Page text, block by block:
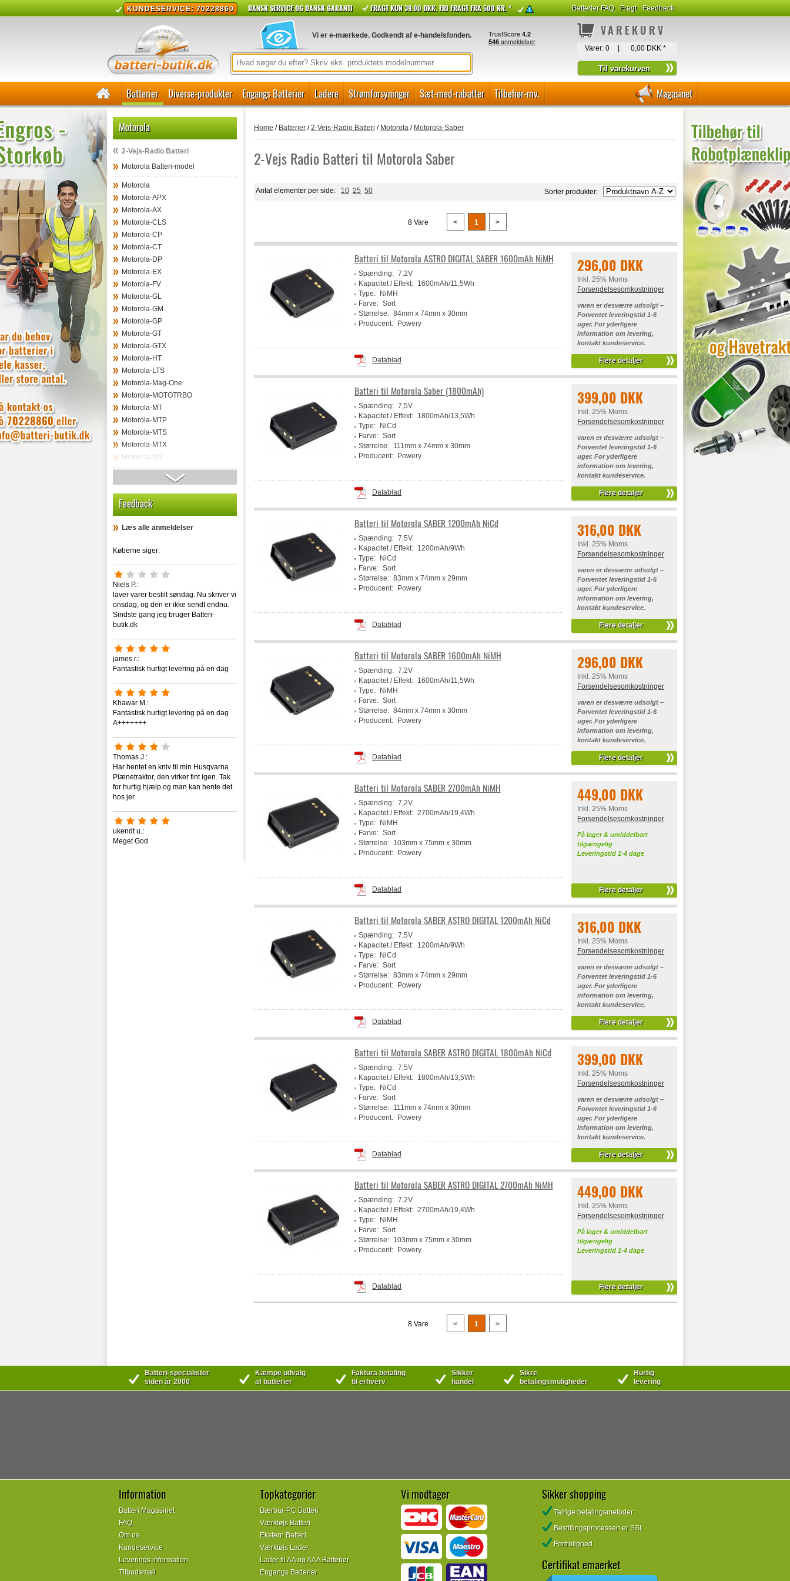
KUNDESERVICE: 70228860 DANSK SERVICE OG DANSK GARANTI FRAGT KUN 39.00 DKK. FRI FRAGT FRA 500 KR. * Batterier FAQ Fragt Feedback
Vi er e-mærkede. Godkendt af e-handelsfonden. VAREKURV
Varer: 0 0,00 DKK *
Batterier Diverse-produkter Engangs Batterier Ladere Strømforsyninger Sæt-med-rabatter Tilbehør-mv. Magasinet
Motorola
2-Vejs-Radio Batteri
Motorola Batteri-model
Motorola
Motorola-APX
Motorola-AX
Motorola-CLS
Motorola-CP
Motorola-CT
Motorola-DP
Motorola-EX
Motorola-FV
Motorola-GL
Motorola-GM
Motorola-GP
Motorola-GT
Motorola-GTX
Motorola-HT
Motorola-LTS
Motorola-Mag-One
Motorola-MOTOTRBO
Motorola-MT
Motorola-MTP
Motorola-MTS
Motorola-MTX
Motorola-MX
Motorola-PR
Motorola-Radius
Motorola-RDU
Motorola-RDX
Motorola-Saber
Motorola-SX
Motorola-Talk-about
Motorola-Tetras
Motorola-TLKR-Serie
Motorola-VL
Motorola-XIR
Motorola-XPR
Motorola-XTN
Motorola-XTS
Motorola-XU
Feedback
Læs alle anmeldelser
Køberne siger:
Niels P.:
laver varer bestilt søndag. Nu skriver vi
onsdag, og den er ikke sendt endnu.
Sindste gang jeg bruger Batteri-
butik.dk
james r.:
Fantastisk hurtigt levering på en dag
Khawar M.:
Fantastisk hurtigt levering på en dag
A+++++++
Thomas J.:
Har hentet en kniv til min Husqvarna
Plænetraktor, den virker fint igen. Tak
for hurtig hjælp og man kan hente det
hos jer.
ukendt u.:
Meget God
Home / Batterier/2-Vejs-Radio Batteri / Motorola/ Motorola-Saber
2-Vejs Radio Batteri til Motorola Saber
Antal elementer per side: 10 25 50 Sorter produkter:
8 Vare < 1 >
296,00 DKK
Inkl. 25% Moms
Forsendelsesomkostninger
varen er desværre udsolgt –
Forventet leveringstid 1-6
uger. For yderligere
information om levering,
kontakt kundeservice.
Flere detaljer
Batteri til Motorola ASTRO DIGITAL SABER 1600mAh NiMH
Spænding: 7,2V
Kapacitet / Effekt:
1600mAh/11,5Wh
Type:
NiMH
Farve: Sort
Størrelse: 84mm x 74mm x 30mm
Producent:
Powery
Datablad
399,00 DKK
Inkl. 25% Moms
Forsendelsesomkostninger
varen er desværre udsolgt –
Forventet leveringstid 1-6
uger. For yderligere
information om levering,
kontakt kundeservice.
Flere detaljer
Batteri til Motorola Saber (1800mAh)
Spænding: 7,5V
Kapacitet / Effekt:
1800mAh/13,5Wh
Type:
NiCd
Farve: Sort
Størrelse:
111mm x 74mm x 30mm
Producent:
Powery
Datablad
316,00 DKK
Inkl. 25% Moms
Forsendelsesomkostninger
varen er desværre udsolgt –
Forventet leveringstid 1-6
uger. For yderligere
information om levering,
kontakt kundeservice.
Flere detaljer
Batteri til Motorola SABER 1200mAh NiCd
Spænding: 7,5V
Kapacitet / Effekt:
1200mAh/9Wh
Type:
NiCd
Farve: Sort
Størrelse: 83mm x 74mm x 29mm
Producent:
Powery
Datablad
296,00 DKK
Inkl. 25% Moms
Forsendelsesomkostninger
varen er desværre udsolgt –
Forventet leveringstid 1-6
uger. For yderligere
information om levering,
kontakt kundeservice.
Flere detaljer
Batteri til Motorola SABER 1600mAh NiMH
Spænding: 7,2V
Kapacitet / Effekt:
1600mAh/11,5Wh
Type:
NiMH
Farve: Sort
Størrelse: 84mm x 74mm x 30mm
Producent:
Powery
Datablad
449,00 DKK
Inkl. 25% Moms
Forsendelsesomkostninger
På lager & umiddelbart
tilgængelig
Leveringstid 1-4 dage
Flere detaljer
Batteri til Motorola SABER 2700mAh NiMH
Spænding: 7,2V
Kapacitet / Effekt: 2700mAh/19,4Wh
Type:
NiMH
Farve: Sort
Størrelse:
103mm x 75mm x 30mm
Producent:
Powery
Datablad
316,00 DKK
Inkl. 25% Moms
Forsendelsesomkostninger
varen er desværre udsolgt –
Forventet leveringstid 1-6
uger. For yderligere
information om levering,
kontakt kundeservice.
Flere detaljer
Batteri til Motorola SABER ASTRO DIGITAL 1200mAh NiCd
Spænding: 7,5V
Kapacitet / Effekt:
1200mAh/9Wh
Type:
NiCd
Farve: Sort
Størrelse: 83mm x 74mm x 29mm
Producent:
Powery
Datablad
399,00 DKK
Inkl. 25% Moms
Forsendelsesomkostninger
varen er desværre udsolgt –
Forventet leveringstid 1-6
uger. For yderligere
information om levering,
kontakt kundeservice.
Flere detaljer
Batteri til Motorola SABER ASTRO DIGITAL 1800mAh NiCd
Spænding: 7,5V
Kapacitet / Effekt:
1800mAh/13,5Wh
Type:
NiCd
Farve: Sort
Størrelse:
111mm x 74mm x 30mm
Producent:
Powery
Datablad
449,00 DKK
Inkl. 25% Moms
Forsendelsesomkostninger
På lager & umiddelbart
tilgængelig
Leveringstid 1-4 dage
Flere detaljer
Batteri til Motorola SABER ASTRO DIGITAL 2700mAh NiMH
Spænding: 7,2V
Kapacitet / Effekt: 2700mAh/19,4Wh
Type:
NiMH
Farve: Sort
Størrelse:
103mm x 75mm x 30mm
Producent:
Powery
Datablad
8 Vare < 1 >
Batteri-specialister
siden år 2000
Kæmpe udvalg
af batterier
Faktura betaling
til erhverv
Sikker
handel
Sikre
betalingsmuligheder
Hurtig
levering
Information
Batteri Magasinet
FAQ
Om os
Kundeservice
Leverings information
Tilbudsmail
Topkategorier
Bærbar-PC Batteri
Værktøjs Batteri
Ekstern Batteri
Værktøjs Lader
Lader til AA og AAA Batterier
Engangs Batterier
Vi modtager Sikker shopping
Talrige betalingsmetoder
Bestillingsprocessen er SSL
Fortrolighed
Certifikat emaerket